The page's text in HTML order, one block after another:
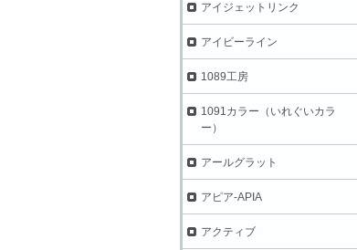
アイジェットリンク
アイビーライン
1089工房
1091カラー（いれぐいカラ
ー）
アールグラット
アピア-APIA
アクティブ